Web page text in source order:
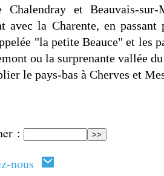
:
nous
Chalendray et Beauvais-sur-
avec la Charente, en
"la petite Beauce" et les
ou la surprenante vallée
le pays-bas à Cherves et